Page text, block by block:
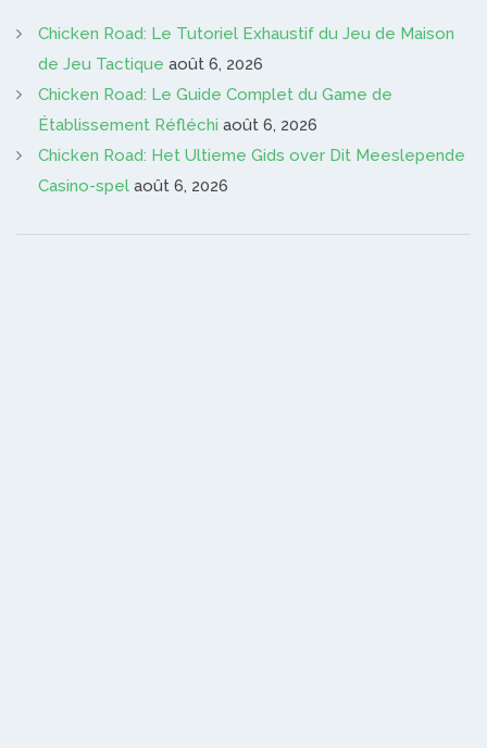
Chicken Road: Le Tutoriel Exhaustif du Jeu de Maison
de Jeu Tactique août 6, 2026
Chicken Road: Le Guide Complet du Game de
Établissement Réfléchi août 6, 2026
Chicken Road: Het Ultieme Gids over Dit Meeslepende
Casino-spel août 6, 2026